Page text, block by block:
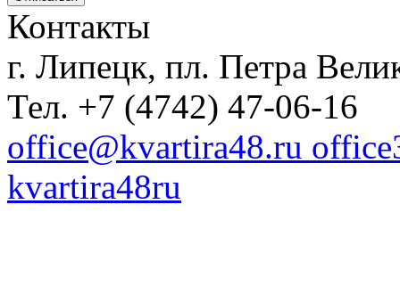
Контакты
г. Липецк, пл. Петра
Тел. +7 (4742) 47-06-16
office@kvartira48.ru
kvartira48ru